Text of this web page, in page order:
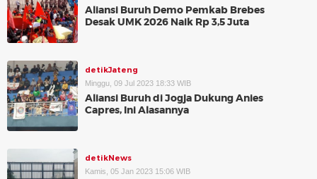
Aliansi Buruh Demo Pemkab Brebes
Desak UMK 2026 Naik Rp 3,5 Juta
detikJateng
Minggu, 09 Jul 2023 18:33 WIB
Aliansi Buruh di Jogja Dukung Anies
Capres, Ini Alasannya
detikNews
Kamis, 05 Jan 2023 15:06 WIB